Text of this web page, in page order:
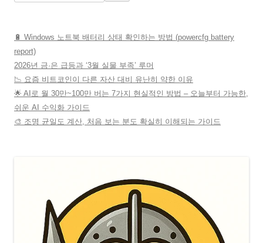
🔋 Windows 노트북 배터리 상태 확인하는 방법 (powercfg battery
report)
2026년 금·은 급등과 ‘3월 실물 부족’ 루머
📉 요즘 비트코인이 다른 자산 대비 유난히 약한 이유
🌟 AI로 월 30만~100만 버는 7가지 현실적인 방법 – 오늘부터 가능한,
쉬운 AI 수익화 가이드
🎨 조명 균일도 계산, 처음 보는 분도 확실히 이해되는 가이드